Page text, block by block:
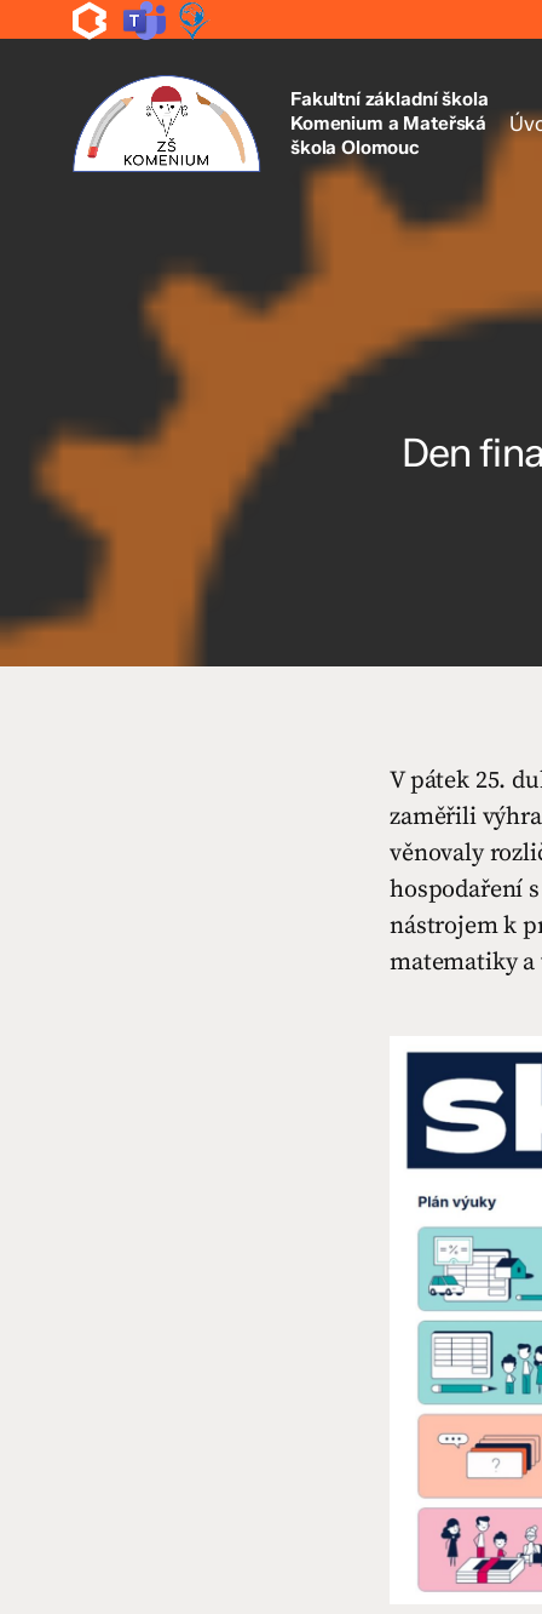
to
Fakultní základní škola
Komenium a Mateřská
škola Olomouc
Den
V pátek 25.
zaměřili
věnovaly
hospodaření
nástrojem k
matematiky